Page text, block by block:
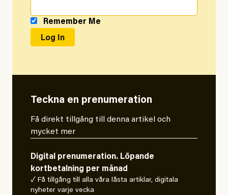
Remember Me
Teckna en prenumeration
Få direkt tillgång till denna artikel och
mycket mer
Digital prenumeration. Löpande
kortbetalning per månad
✓ Få tillgång till alla våra låsta artiklar, digitala
nyheter varje vecka